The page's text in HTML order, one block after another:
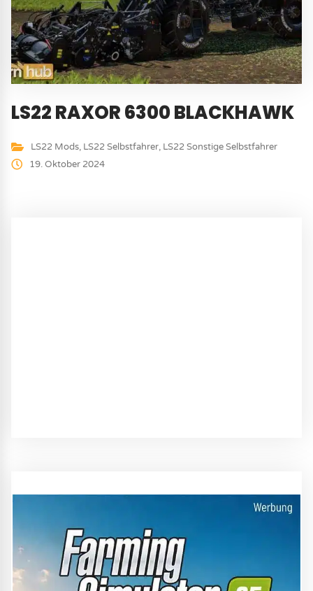
LS22 RAXOR 6300 BLACKHAWK
LS22 Mods, LS22 Selbstfahrer, LS22 Sonstige Selbstfahrer
19. Oktober 2024